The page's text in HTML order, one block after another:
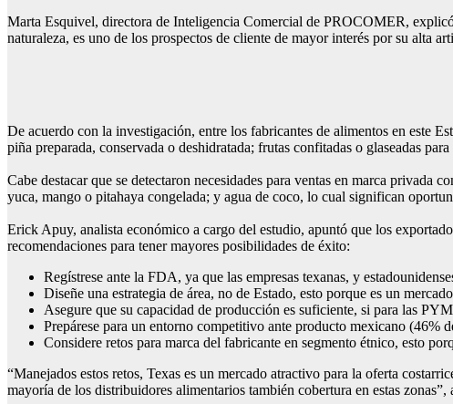
Marta Esquivel, directora de Inteligencia Comercial de PROCOMER,
naturaleza, es uno de los prospectos de cliente de mayor interés por su alta
De acuerdo con la investigación, entre los fabricantes de alimentos en este
piña preparada, conservada o deshidratada; frutas confitadas o glaseadas
Cabe destacar que se detectaron necesidades para ventas en marca
yuca, mango o pitahaya congelada; y agua de coco, lo cual significan
Erick Apuy, analista económico a cargo del estudio, apuntó que los
recomendaciones para tener mayores posibilidades de éxito:
Regístrese ante la FDA, ya que las empresas texanas, y
Diseñe una estrategia de área, no de Estado, esto porque es un
Asegure que su capacidad de producción es suficiente, si para las
Prepárese para un entorno competitivo ante producto mexicano (46%
Considere retos para marca del fabricante en segmento étnico, esto
“Manejados estos retos, Texas es un mercado atractivo para la oferta
mayoría de los distribuidores alimentarios también cobertura en estas zonas”,